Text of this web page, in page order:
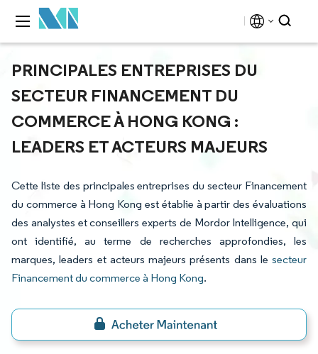
PRINCIPALES ENTREPRISES DU
SECTEUR FINANCEMENT DU
COMMERCE À HONG KONG :
LEADERS ET ACTEURS MAJEURS
Cette liste des principales entreprises du secteur Financement
du commerce à Hong Kong est établie à partir des évaluations
des analystes et conseillers experts de Mordor Intelligence, qui
ont identifié, au terme de recherches approfondies, les
marques, leaders et acteurs majeurs présents dans le secteur
Financement du commerce à Hong Kong.